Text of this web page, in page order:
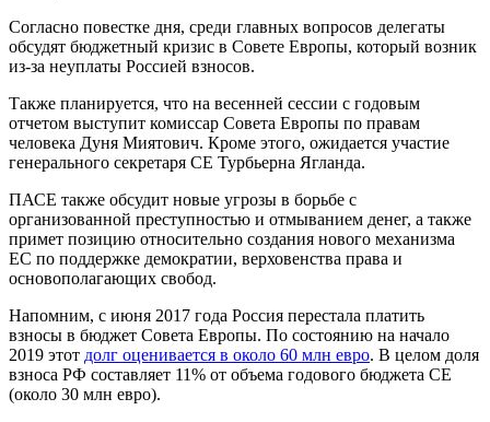
Согласно повестке дня, среди главных вопросов делегаты
обсудят бюджетный кризис в Совете Европы, который возник
из-за неуплаты Россией взносов.
Также планируется, что на весенней сессии с годовым
отчетом выступит комиссар Совета Европы по правам
человека Дуня Миятович. Кроме этого, ожидается участие
генерального секретаря СЕ Турбьерна Ягланда.
ПАСЕ также обсудит новые угрозы в борьбе с
организованной преступностью и отмыванием денег, а также
примет позицию относительно создания нового механизма
ЕС по поддержке демократии, верховенства права и
основополагающих свобод.
Напомним, с июня 2017 года Россия перестала платить
взносы в бюджет Совета Европы. По состоянию на начало
2019 этот долг оценивается в около 60 млн евро. В целом доля
взноса РФ составляет 11% от объема годового бюджета СЕ
(около 30 млн евро).